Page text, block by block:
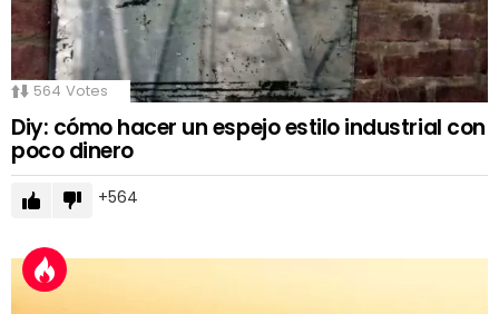
564 Votes
Diy: cómo hacer un espejo estilo industrial con
poco dinero
564